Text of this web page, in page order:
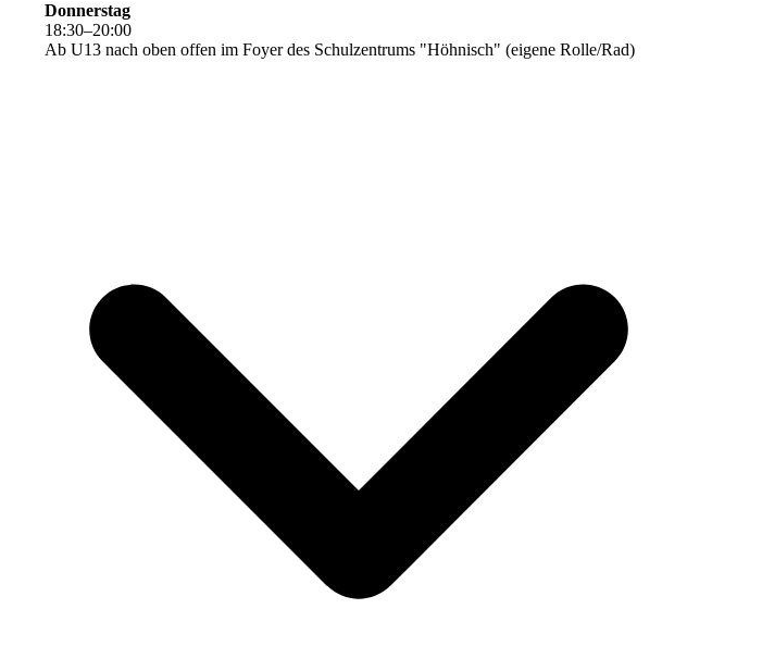
Donnerstag
18:30–20:00
Ab U13 nach oben offen im Foyer des Schulzentrums "Höhnisch" (eigene Rolle/Rad)